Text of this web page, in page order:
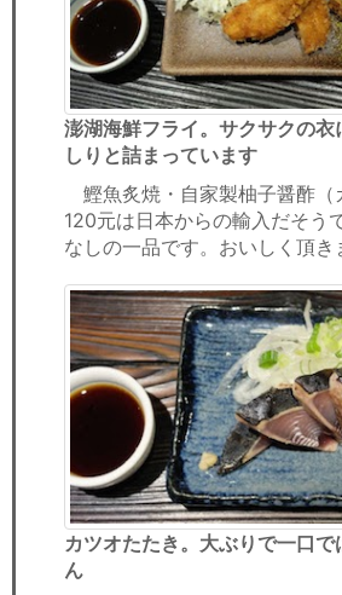
澎湖海鮮フライ。サクサクの衣
しりと詰まっています
鰹魚炙焼・自家製柚子醤酢（
120元は日本からの輸入だそう
なしの一品です。おいしく頂き
カツオたたき。大ぶりで一口
ん